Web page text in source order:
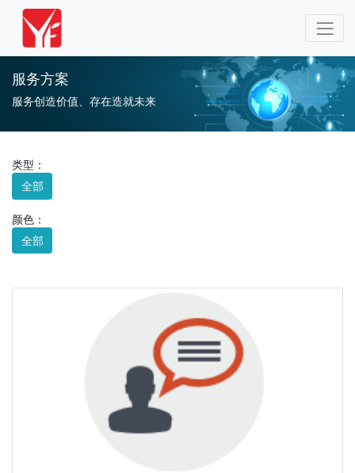
服务方案
服务创造价值、存在造就未来
类型：
全部
颜色：
全部